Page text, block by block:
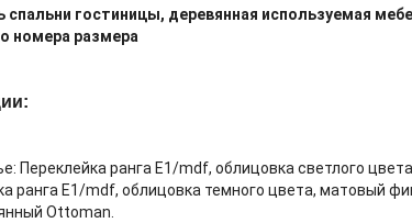
гостиницы, деревянная используемая
номера размера
Переклейка ранга E1/mdf, облицовка светлого
ранга E1/mdf, облицовка темного цвета, матовый
Ottoman.